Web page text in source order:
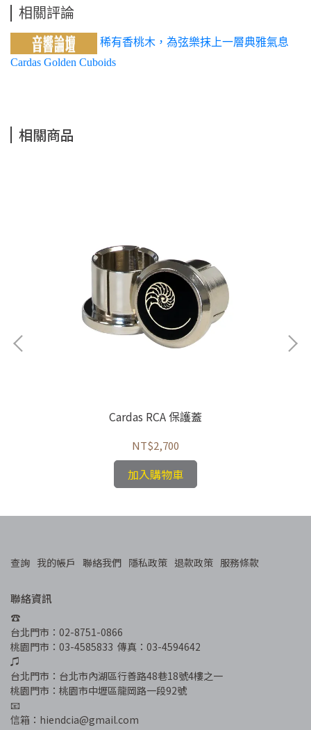
相關評論
稀有香桃木，為弦樂抹上一層典雅氣息
Cardas Golden Cuboids
相關商品
Cardas RCA 保護蓋
NT$2,700
加入購物車
查詢 我的帳戶 聯絡我們 隱私政策 退款政策 服務條款
聯絡資訊
☎︎
台北門市：02-8751-0866
桃園門市：03-4585833  傳真：03-4594642
♫
台北門市：台北市內湖區行善路48巷18號4樓之一
桃園門市：桃園市中壢區龍岡路一段92號
📧
信箱：hiendcia@gmail.com